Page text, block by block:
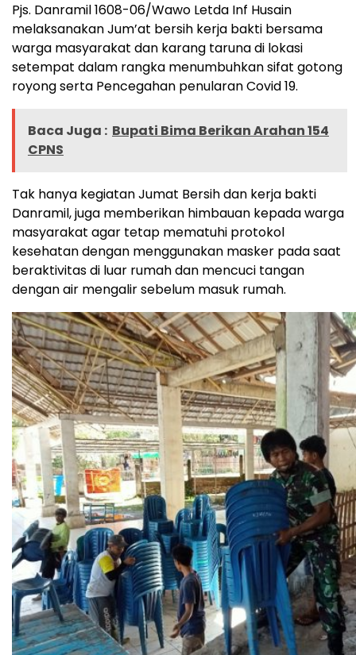
Pjs. Danramil 1608-06/Wawo Letda Inf Husain
melaksanakan Jum’at bersih kerja bakti bersama
warga masyarakat dan karang taruna di lokasi
setempat dalam rangka menumbuhkan sifat gotong
royong serta Pencegahan penularan Covid 19.
Baca Juga : Bupati Bima Berikan Arahan 154
CPNS
Tak hanya kegiatan Jumat Bersih dan kerja bakti
Danramil, juga memberikan himbauan kepada warga
masyarakat agar tetap mematuhi protokol
kesehatan dengan menggunakan masker pada saat
beraktivitas di luar rumah dan mencuci tangan
dengan air mengalir sebelum masuk rumah.